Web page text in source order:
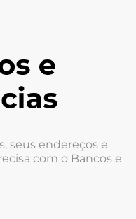
seus endereços e
com o Bancos e